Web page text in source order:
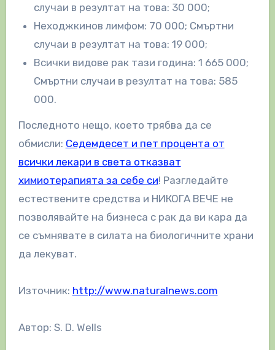
случаи в резултат на това: 30 000;
Неходжкинов лимфом: 70 000; Смъртни
случаи в резултат на това: 19 000;
Всички видове рак тази година: 1 665 000;
Смъртни случаи в резултат на това: 585
000.
Последното нещо, което трябва да се
обмисли: Седемдесет и пет процента от
всички лекари в света отказват
химиотерапията за себе си! Разгледайте
естествените средства и НИКОГА ВЕЧЕ не
позволявайте на бизнеса с рак да ви кара да
се съмнявате в силата на биологичните храни
да лекуват.
Източник: http://www.naturalnews.com
Автор: S. D. Wells